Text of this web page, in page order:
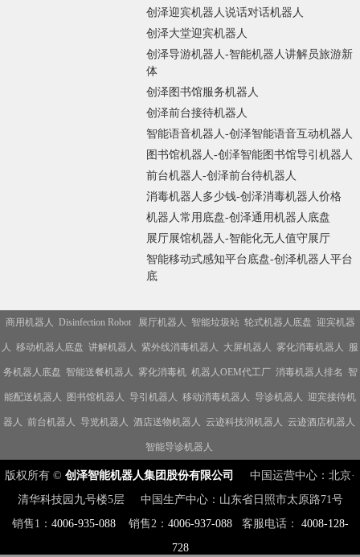
创泽迎宾机器人说话对话机器人
创泽大堂迎宾机器人
创泽导游机器人-智能机器人讲解员旅游新
体
创泽图书馆服务机器人
创泽前台接待机器人
智能语音机器人-创泽智能语音互动机器人
图书馆机器人-创泽智能图书馆导引机器人
前台机器人-创泽前台待机器人
消毒机器人多少钱-创泽消毒机器人价格
机器人常用底盘-创泽通用机器人底盘
展厅展馆机器人-智能化无人值守展厅
智能移动式感知平台底盘-创泽机器人平台
底
商用机器人 Disinfection Robot 展厅机器人 智能垃圾站 轮式机器人底盘 迎宾机器
人 移动机器人底盘 讲解机器人 紫外线消毒机器人 大屏机器人 雾化消毒机器人 服
务机器人底盘 智能送餐机器人 雾化消毒机 机器人OEM代工厂 消毒机器人排名 智
能配送机器人 图书馆机器人 导引机器人 移动消毒机器人 导诊机器人 迎宾接待机
器人 前台机器人 导览机器人 酒店送物机器人 云迹科技润机器人 云迹酒店机器人
智能导诊机器人
版权所有 © 创泽智能机器人集团股份有限公司
中国运营中心：北京·
清华科技园九号楼5层 中国生产中心：山东省日照市太原路71号
销售1： 4006-935-088销售2： 4006-937-088客服电话： 4008-128-
728